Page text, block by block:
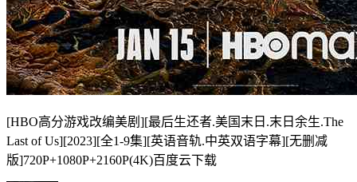
[HBO高分游戏改编美剧][最后生还者.美国末日.末日余生.The
Last of Us][2023][全1-9集][英语音轨.中英双语字幕][无删减
版]720P+1080P+2160P(4K)百度云下载